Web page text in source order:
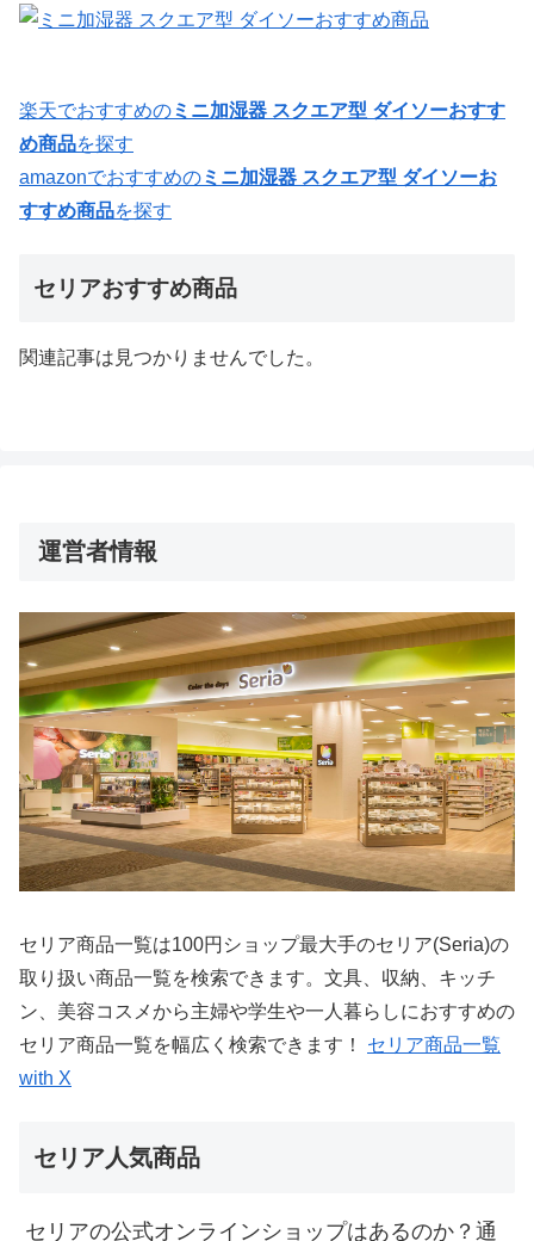
楽天でおすすめのミニ加湿器 スクエア型 ダイソーおすす
め商品を探す
amazonでおすすめのミニ加湿器 スクエア型 ダイソーお
すすめ商品を探す
セリアおすすめ商品
関連記事は見つかりませんでした。
運営者情報
セリア商品一覧は100円ショップ最大手のセリア(Seria)の
取り扱い商品一覧を検索できます。文具、収納、キッチ
ン、美容コスメから主婦や学生や一人暮らしにおすすめの
セリア商品一覧を幅広く検索できます！ セリア商品一覧
with X
セリア人気商品
セリアの公式オンラインショップはあるのか？通